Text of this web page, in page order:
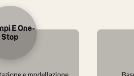
E One-
Stop
e modellazione